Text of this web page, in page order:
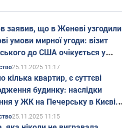
заявив, що в Женеві узгодили
умови мирної угоди: візит
до США очікується у
25.11.2025 11:17
кілька квартир, є суттєві
будинку: наслідки
у ЖК на Печерську в Києві.
25.11.2025 11:15